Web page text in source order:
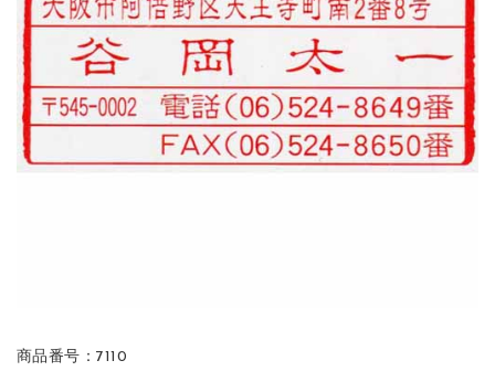
商品番号：7110